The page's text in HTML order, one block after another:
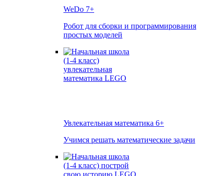
WeDo 7+
Робот для сборки и программирования
простых моделей
Увлекательная математика 6+
Учимся решать математические задачи